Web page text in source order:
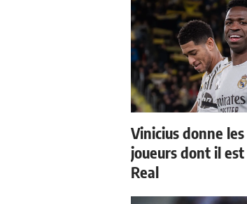
Vinicius donne
joueurs dont il
Real